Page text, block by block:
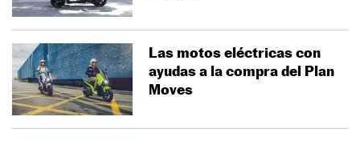
Las motos eléctricas con
ayudas a la compra del Plan
Moves